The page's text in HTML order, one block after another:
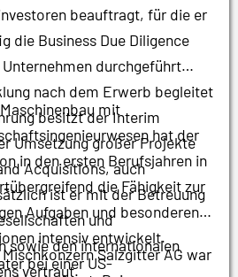
beauftragt, für die er
die Business Due Diligence
durchgeführt
nach dem Erwerb begleitet
besitzt der Interim
Umsetzung großer Projekte
Acquisitions, auch
ist er mit der Betreuung
und
sowie den internationalen
vertraut.
mit
hat der
in den ersten Berufsjahren in
die Fähigkeit zur
Aufgaben und besonderen
intensiv entwickelt.
bei einer US-Salzgitter AG war